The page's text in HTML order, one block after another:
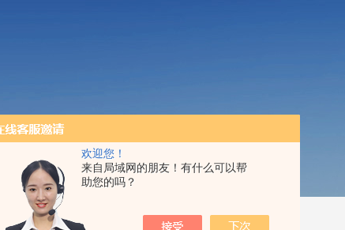
欢迎您！
来自局域网的朋友！有什么可以帮
助您的吗？
ISD-NI-RX85-G13CT扫描仪 X射线源 微焦CT无损检测仪器 ISD-